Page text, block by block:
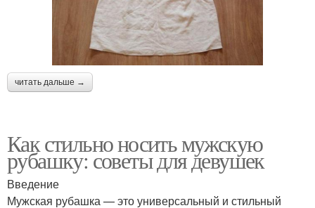
читать дальше →
Как стильно носить мужскую
рубашку: советы для девушек
Введение
Мужская рубашка — это универсальный и стильный